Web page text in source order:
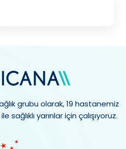
grubu olarak, 19 hastanemiz
yarınlar için çalışıyoruz.